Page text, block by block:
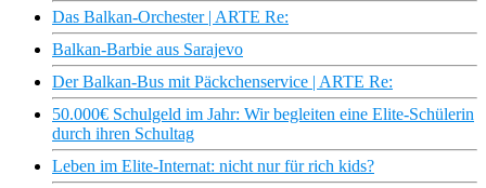
Das Balkan-Orchester | ARTE Re:
Balkan-Barbie aus Sarajevo
Der Balkan-Bus mit Päckchenservice | ARTE Re:
50.000€ Schulgeld im Jahr: Wir begleiten eine Elite-Schülerin
durch ihren Schultag
Leben im Elite-Internat: nicht nur für rich kids?